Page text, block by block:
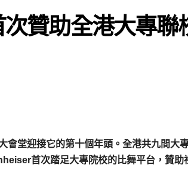
贊助全港大專聯
會堂迎接它的第十個年頭。全港共九間大
首次踏足大專院校的比舞平台，贊助